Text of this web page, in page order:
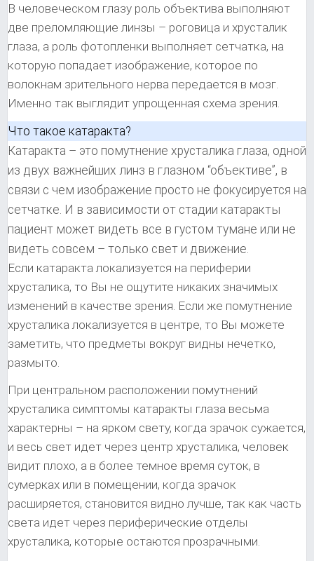
В человеческом глазу роль объектива выполняют
две преломляющие линзы – роговица и хрусталик
глаза, а роль фотопленки выполняет сетчатка, на
которую попадает изображение, которое по
волокнам зрительного нерва передается в мозг.
Именно так выглядит упрощенная схема зрения.
Что такое катаракта?
Катаракта – это помутнение хрусталика глаза, одной
из двух важнейших линз в глазном “объективе”, в
связи с чем изображение просто не фокусируется на
сетчатке. И в зависимости от стадии катаракты
пациент может видеть все в густом тумане или не
видеть совсем – только свет и движение.
Если катаракта локализуется на периферии
хрусталика, то Вы не ощутите никаких значимых
изменений в качестве зрения. Если же помутнение
хрусталика локализуется в центре, то Вы можете
заметить, что предметы вокруг видны нечетко,
размыто.
При центральном расположении помутнений
хрусталика симптомы катаракты глаза весьма
характерны – на ярком свету, когда зрачок сужается,
и весь свет идет через центр хрусталика, человек
видит плохо, а в более темное время суток, в
сумерках или в помещении, когда зрачок
расширяется, становится видно лучше, так как часть
света идет через периферические отделы
хрусталика, которые остаются прозрачными.